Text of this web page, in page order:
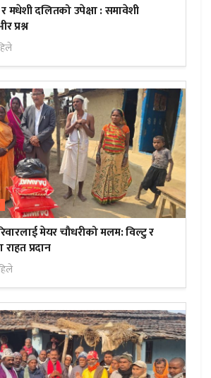
मधेशी दलितको उपेक्षा : समावेशी
प्रश्न
मेयर चौधरीको मलम: विल्टु र
प्रदान